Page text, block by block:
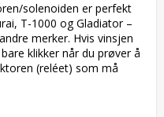
solenoiden er perfekt
T-1000 og Gladiator –
merker. Hvis vinsjen
klikker når du prøver å
(reléet) som må